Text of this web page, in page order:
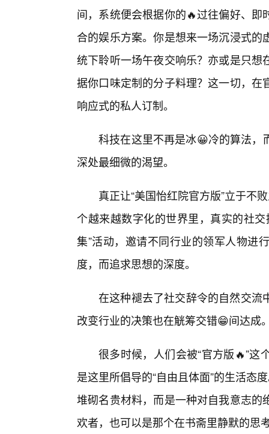
间，系统便会根据你的🔥过往偏好、
合的娱乐方案。你是想来一场沉浸式
统下聆听一场午夜交响乐？亦或是只
据你口味定制的分子料理？这一切，
响应式的私人订制。
科技在这里不再是冰😀冷的算法，
深处最细微的渴望。
真正让“美国怡红院官方版”立于不
个越来越数字化的世界里，真实的社
集”活动，邀请不同行业的领军人物进
度，而追求思想的深度。
在这种褪去了社交辞令的自然交流
改变行业的决策也在觥筹交错😁间达成
很多时候，人们会被“官方版🔥”
是这里所倡导的“自由且体面”的生活态
堆砌名贵材料，而是一种对自我意志
欢者，也可以是那个在书斋里静默的思